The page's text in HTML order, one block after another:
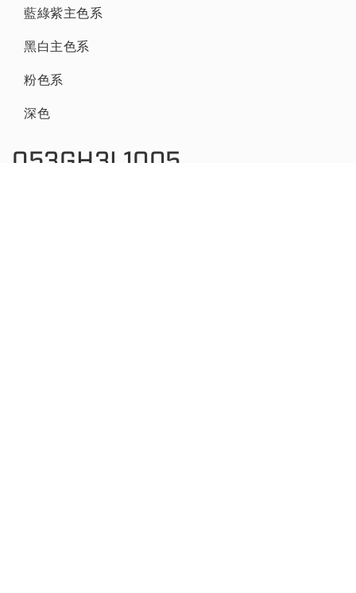
藍綠紫主色系
黑白主色系
粉色系
深色
053GH3L1005